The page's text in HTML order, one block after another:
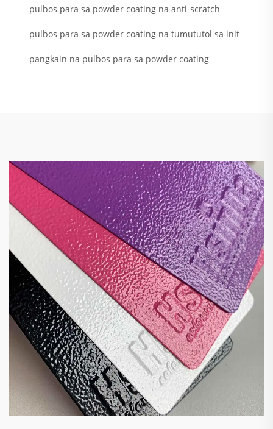
pulbos para sa powder coating na anti-scratch
pulbos para sa powder coating na tumututol sa init
pangkain na pulbos para sa powder coating